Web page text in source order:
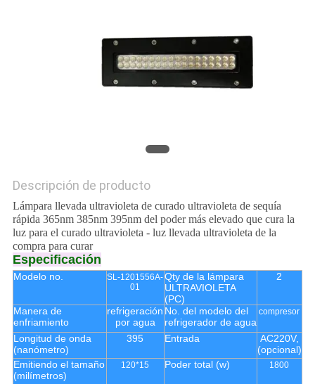
Descripción de producto
Lámpara llevada ultravioleta de curado ultravioleta de sequía
rápida 365nm 385nm 395nm del poder más elevado que cura la
luz para el curado ultravioleta - luz llevada ultravioleta de la
compra para curar
Especificación
Modelo no.
SL-1201556A-
01
Qty de la lámpara
ULTRAVIOLETA
(PC)
2
Manera de
enfriamiento
refrigeración
por agua
No. del modelo del
refrigerador de agua
compresor
Longitud de onda
(nanómetro)
395 Entrada
AC220V,
(opcional)
Emitiendo el tamaño
(milímetros)
120*15 Poder total (w) 1800